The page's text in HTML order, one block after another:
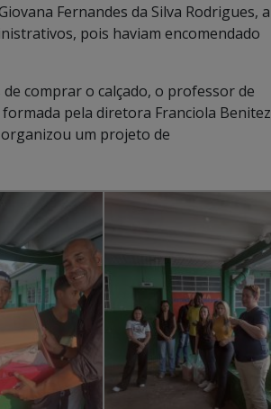
Fernandes da Silva Rodrigues, a
pois haviam encomendado
comprar o calçado, o professor de
pela diretora Franciola Benitez
um projeto de